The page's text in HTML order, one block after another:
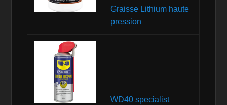
Graisse Lithium haute
pression
WD40 specialist